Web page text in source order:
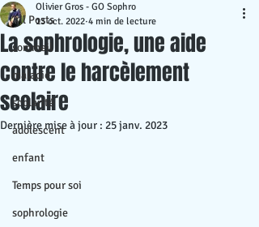
All Posts
sommeil
maladie
scolarité
adolescent
enfant
Temps pour soi
sophrologie
La sophrologie, une aide
contre le harcèlement
scolaire
Olivier Gros - GO Sophro
13 oct. 2022 4 min de lecture
Dernière mise à jour : 25 janv. 2023